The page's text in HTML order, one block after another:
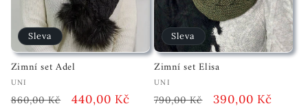
Sleva
Zimní set Adel
Vendor:
UNI
Běžná
860,00 Kč
Akční
440,00 Kč
Sleva
Zimní set Elisa
Vendor:
UNI
Běžná
790,00 Kč
Akční
390,00 Kč